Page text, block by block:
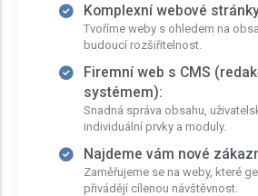
Komplexní webové
Tvoříme weby s ohledem na
budoucí rozšiřitelnost.
Firemní web s CMS
systémem):
Snadná správa obsahu,
individuální prvky a moduly.
Najdeme vám nové
Zaměřujeme se na weby, které
přivádějí cílenou návštěvnost.